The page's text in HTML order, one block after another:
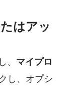
はアッ
、 マイプロ
し、オプシ